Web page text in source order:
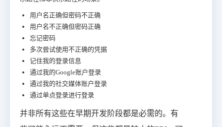
用户名正确但密码不正确
用户名不正确但密码正确
忘记密码
多次尝试使用不正确的凭据
记住我的登录信息
通过我的Google账户登录
通过我的社交媒体账户登录
通过单点登录进行登录
并非所有这些在早期开发阶段都是必需的。有